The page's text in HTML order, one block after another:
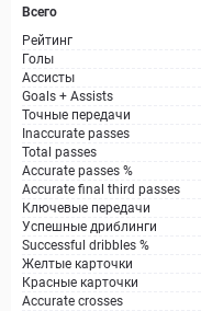
Всего
Рейтинг
Голы
Ассисты
Goals + Assists
Точные передачи
Inaccurate passes
Total passes
Accurate passes %
Accurate final third passes
Ключевые передачи
Успешные дриблинги
Successful dribbles %
Желтые карточки
Красные карточки
Accurate crosses